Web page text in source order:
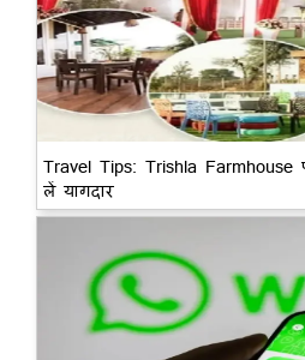
Travel Tips: Trishla Farmhouse
लें यागदार